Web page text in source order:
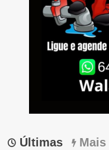
Últimas Mais